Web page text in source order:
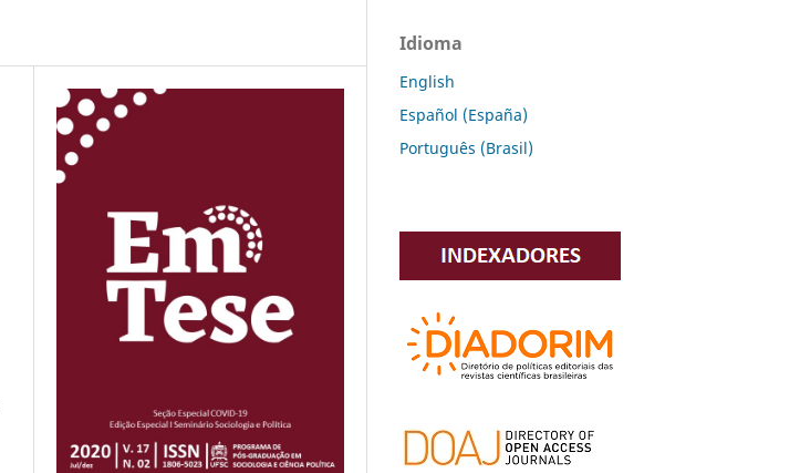
Idioma
English
Español (España)
Português (Brasil)